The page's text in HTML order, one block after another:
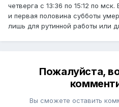
четверга с 13:36 по 15:12 по мск.
и первая половина субботы
лишь для рутинной работы или
Пожалуйста,
Вы сможете оставить